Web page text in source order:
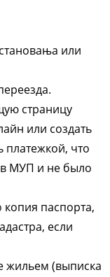
или
страницу
или создать
платежкой, что
МУП и не было
паспорта,
если
жильем (выписка